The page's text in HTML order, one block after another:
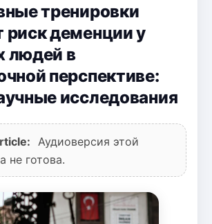
тренировки
деменции у
людей в
перспективе:
исследования
Аудиоверсия этой
не готова.